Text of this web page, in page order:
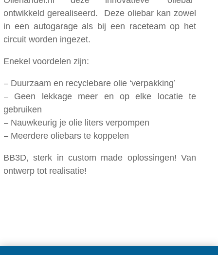
ontwikkeld gerealiseerd. Deze oliebar kan zowel
in een autogarage als bij een raceteam op het
circuit worden ingezet.
Enekel voordelen zijn:
– Duurzaam en recyclebare olie ‘verpakking’
– Geen lekkage meer en op elke locatie te
gebruiken
– Nauwkeurig je olie liters verpompen
– Meerdere oliebars te koppelen
BB3D, sterk in custom made oplossingen! Van
ontwerp tot realisatie!